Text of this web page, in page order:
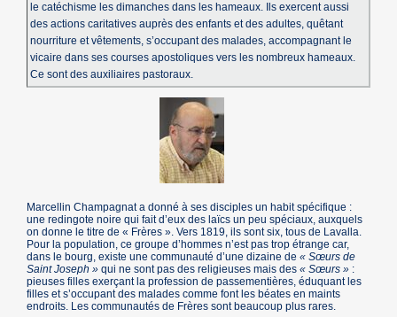
le catéchisme les dimanches dans les hameaux. Ils exercent aussi
des actions caritatives auprès des enfants et des adultes, quêtant
nourriture et vêtements, s’occupant des malades, accompagnant le
vicaire dans ses courses apostoliques vers les nombreux hameaux.
Ce sont des auxiliaires pastoraux.
Marcellin Champagnat a donné à ses disciples un habit spécifique :
une redingote noire qui fait d’eux des laïcs un peu spéciaux, auxquels
on donne le titre de « Frères ». Vers 1819, ils sont six, tous de Lavalla.
Pour la population, ce groupe d’hommes n’est pas trop étrange car,
dans le bourg, existe une communauté d’une dizaine de« Sœurs de
Saint Joseph » qui ne sont pas des religieuses mais des« Sœurs » :
pieuses filles exerçant la profession de passementières, éduquant les
filles et s’occupant des malades comme font les béates en maints
endroits. Les communautés de Frères sont beaucoup plus rares.